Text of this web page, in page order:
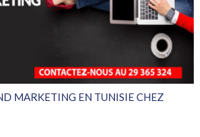
MARKETING EN TUNISIE CHEZ